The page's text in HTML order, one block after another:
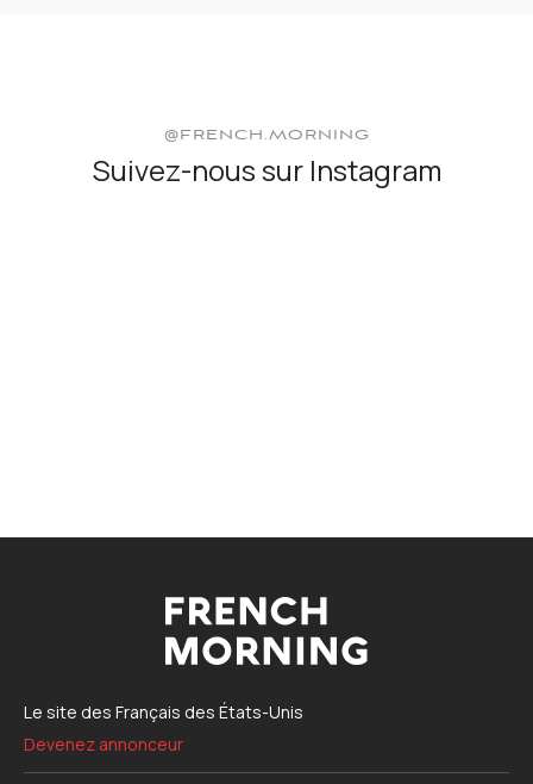
@FRENCH.MORNING
Suivez-nous sur Instagram
Le site des Français des États-Unis
Devenez annonceur